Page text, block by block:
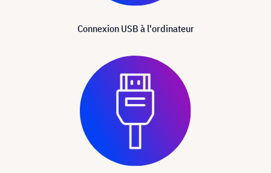
Connexion USB à l'ordinateur